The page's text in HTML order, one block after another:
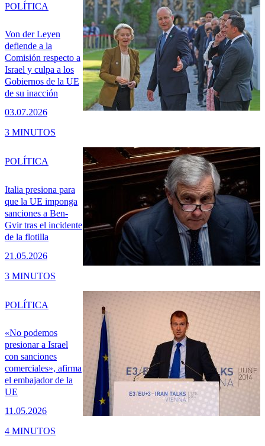
Von der Leyen
defiende a la
Comisión respecto a
Israel y culpa a los
Gobiernos de la UE
de su inacción
03.07.2026
POLÍTICA
3 MINUTOS
Italia presiona para
que la UE imponga
sanciones a Ben-
Gvir tras el incidente
de la flotilla
21.05.2026
POLÍTICA
3 MINUTOS
«No podemos
presionar a Israel
con sanciones
comerciales», afirma
el embajador de la
UE
11.05.2026
POLÍTICA
4 MINUTOS